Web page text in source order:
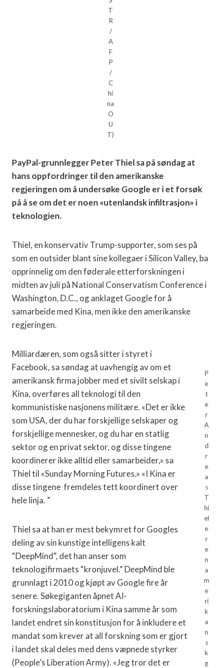
T
R
/
A
F
P
/
C
hi
na
O
U
T)
PayPal-grunnlegger Peter Thiel sa på søndag at
hans oppfordringer til den amerikanske
regjeringen om å undersøke Google er i et forsøk
på å se om det er noen «utenlandsk infiltrasjon» i
teknologien.
Thiel, en konservativ Trump-supporter, som ses på
som en outsider blant sine kollegaer i Silicon Valley, ba
opprinnelig om den føderale etterforskningen i
midten av juli på National Conservatism Conference i
Washington, D.C., og anklaget Google for å
samarbeide med Kina, men ikke den amerikanske
regjeringen.
P
e
t
e
r
A
n
d
r
e
a
s
T
hi
el
e
r
e
n
a
m
e
ri
k
a
n
s
k
g
Milliardæren, som også sitter i styret i
Facebook, sa søndag at uavhengig av om et
amerikansk firma jobber med et sivilt selskap i
Kina, overføres all teknologi til den
kommunistiske nasjonens militære. «Det er ikke
som USA, der du har forskjellige selskaper og
forskjellige mennesker, og du har en statlig
sektor og en privat sektor, og disse tingene
koordinerer ikke alltid eller samarbeider,» sa
Thiel til «Sunday Morning Futures.» «I Kina er
disse tingene fremdeles tett koordinert over
hele linja. ”
Thiel sa at han er mest bekymret for Googles
deling av sin kunstige intelligens kalt
“DeepMind”, det han anser som
teknologifirmaets “kronjuvel.” DeepMind ble
grunnlagt i 2010 og kjøpt av Google fire år
senere. Søkegiganten åpnet AI-
forskningslaboratorium i Kina samme år som
landet endret sin konstitusjon for å inkludere et
mandat som krever at all forskning som er gjort
i landet skal deles med dens væpnede styrker
(People’s Liberation Army). «Jeg tror det er